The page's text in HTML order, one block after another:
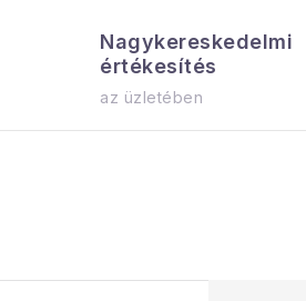
Nagykereskedelmi
értékesítés
az üzletében